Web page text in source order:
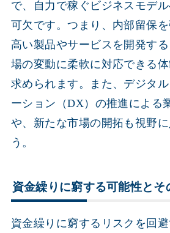
で、自力で稼ぐビジネスモデ
可欠です。つまり、内部留保
高い製品やサービスを開発す
場の変動に柔軟に対応できる
求められます。また、デジタ
ーション（DX）の推進による
や、新たな市場の開拓も視野
う。
資金繰りに窮する可能性とそ
資金繰りに窮するリスクを回